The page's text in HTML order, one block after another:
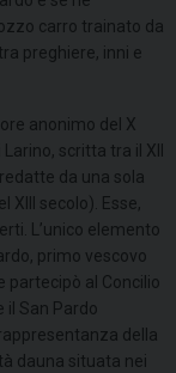
carro trainato da
preghiere, inni e
anonimo del X
scritta tra il XII
da una sola
XIII secolo). Esse,
L’unico elemento
primo vescovo
partecipò al Concilio
il San Pardo
della
dauna situata nei